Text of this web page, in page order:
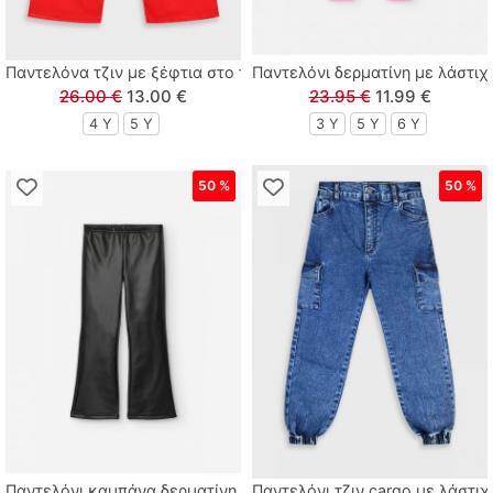
Παντελόνα τζιν με ξέφτια στο τελείωμα κόκκινο
26.00 € 13.00 €
4 Y 5 Y
Παντελόνι δερματίνη με
23.95 € 11.99 €
3 Y 5 Y 6 Y
50 % 50 %
Zenia